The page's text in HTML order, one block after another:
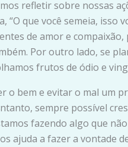
refletir sobre nossas
“O que você semeia, isso
de amor e
Por outro lado, se
frutos de ódio e
o bem e evitar o mal um
sempre possível
fazendo algo que
ajuda a fazer a vontade